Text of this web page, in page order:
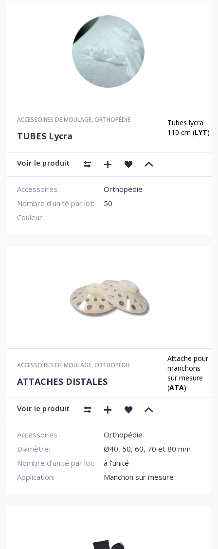
ACCESSOIRES DE MOULAGE,ORTHOPÉDIE
TUBES Lycra
Tubes lycra
110 cm (LYT)
Voir le produit
Accessoires:
Orthopédie
Nombre d'unité par lot:
50
Couleur:
ACCESSOIRES DE MOULAGE,ORTHOPÉDIE
ATTACHES DISTALES
Attache pour
manchons
sur mesure
(ATA)
Voir le produit
Accessoires:
Orthopédie
Diamètre:
Ø40, 50, 60, 70 et 80 mm
Nombre d'unité par lot:
à l'unité
Application:
Manchon sur mesure